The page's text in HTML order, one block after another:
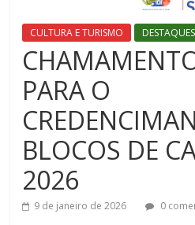
CULTURA E TURISMO DESTAQUES
PARA O
BLOCOS DE
2026
9 de janeiro de 2026 0